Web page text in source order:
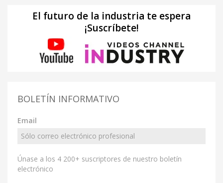
El futuro de la industria te espera
¡Suscríbete!
BOLETÍN INFORMATIVO
Email
Únase a los 4 200+ suscriptores de nuestro boletín
electrónico